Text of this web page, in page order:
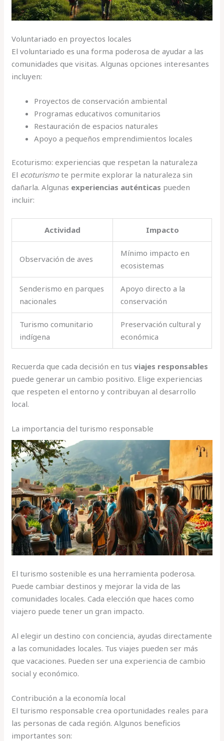
Voluntariado en proyectos locales
El voluntariado es una forma poderosa de ayudar a las
comunidades que visitas. Algunas opciones interesantes
incluyen:
Proyectos de conservación ambiental
Programas educativos comunitarios
Restauración de espacios naturales
Apoyo a pequeños emprendimientos locales
Ecoturismo: experiencias que respetan la naturaleza
El ecoturismote permite explorar la naturaleza sin
dañarla. Algunas experiencias auténticas pueden
incluir:
Actividad Impacto
Observación de aves
Mínimo impacto en
ecosistemas
Senderismo en parques
nacionales
Apoyo directo a la
conservación
Turismo comunitario
indígena
Preservación cultural y
económica
Recuerda que cada decisión en tusviajes responsables
puede generar un cambio positivo. Elige experiencias
que respeten el entorno y contribuyan al desarrollo
local.
La importancia del turismo responsable
El turismo sostenible es una herramienta poderosa.
Puede cambiar destinos y mejorar la vida de las
comunidades locales. Cada elección que haces como
viajero puede tener un gran impacto.
Al elegir un destino con conciencia, ayudas directamente
a las comunidades locales. Tus viajes pueden ser más
que vacaciones. Pueden ser una experiencia de cambio
social y económico.
Contribución a la economía local
El turismo responsable crea oportunidades reales para
las personas de cada región. Algunos beneficios
importantes son: